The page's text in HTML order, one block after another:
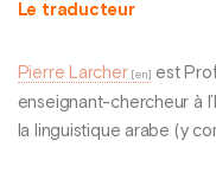
Le traducteur
Pierre Larcher
est
enseignant-chercheur à
la linguistique arabe (y